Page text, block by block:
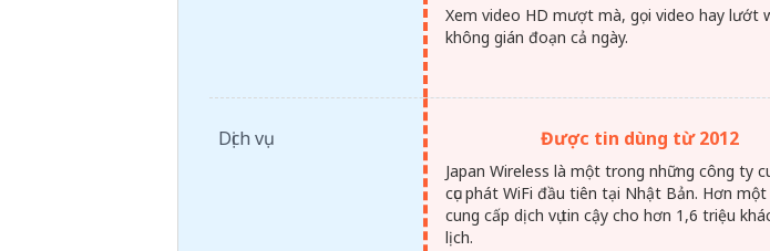
Xem video HD mượt mà, gọi video hay lướt
không gián đoạn cả ngày.
Dịch vụ Được tin dùng từ 2012
Japan Wireless là một trong những công ty
cục phát WiFi đầu tiên tại Nhật Bản. Hơn
cung cấp dịch vụ tin cậy cho hơn 1,6 triệu
lịch.